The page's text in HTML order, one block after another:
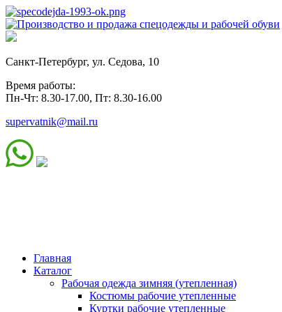
Санкт-Петербург, ул. Седова, 10
Время работы:
Пн-Чт: 8.30-17.00, Пт: 8.30-16.00
supervatnik@mail.ru
Главная
Каталог
Рабочая одежда зимняя (утепленная)
Костюмы рабочие утепленные
Куртки рабочие утепленные